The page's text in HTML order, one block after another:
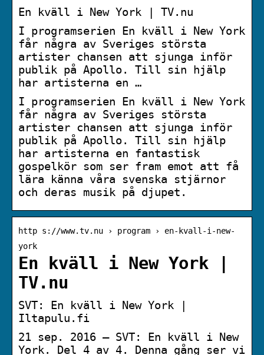
En kväll i New York | TV.nu
I programserien En kväll i New York
får några av Sveriges största
artister chansen att sjunga inför
publik på Apollo. Till sin hjälp
har artisterna en …
I programserien En kväll i New York
får några av Sveriges största
artister chansen att sjunga inför
publik på Apollo. Till sin hjälp
har artisterna en fantastisk
gospelkör som ser fram emot att få
lära känna våra svenska stjärnor
och deras musik på djupet.
http s://www.tv.nu › program › en-kvall-i-new-
york
En kväll i New York |
TV.nu
SVT: En kväll i New York |
Iltapulu.fi
21 sep. 2016 — SVT: En kväll i New
York. Del 4 av 4. Denna gång ser vi